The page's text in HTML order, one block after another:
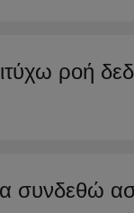
ροή